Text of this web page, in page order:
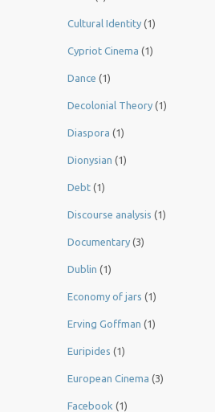
Cultural Identity (1)
Cypriot Cinema (1)
Dance (1)
Decolonial Theory (1)
Diaspora (1)
Dionysian (1)
Debt (1)
Discourse analysis (1)
Documentary (3)
Dublin (1)
Economy of jars (1)
Erving Goffman (1)
Euripides (1)
European Cinema (3)
Facebook (1)